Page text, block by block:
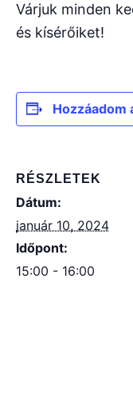
Várjuk minden
és kísérőiket!
Hozzáadom
RÉSZLETEK
Dátum:
január 10, 2024
Időpont:
15:00 - 16:00